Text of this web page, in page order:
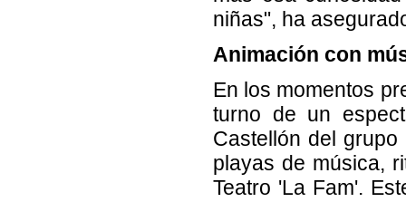
niñas", ha
Animación con
En los momentos
turno de un
Castellón del
playas de música,
Teatro 'La Fam'.